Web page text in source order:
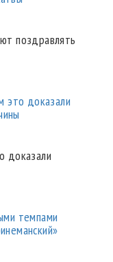
поздравлять
доказали